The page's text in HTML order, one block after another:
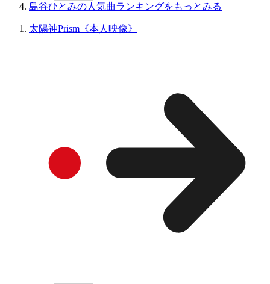
島谷ひとみの人気曲ランキングをもっとみる
太陽神Prism《本人映像》